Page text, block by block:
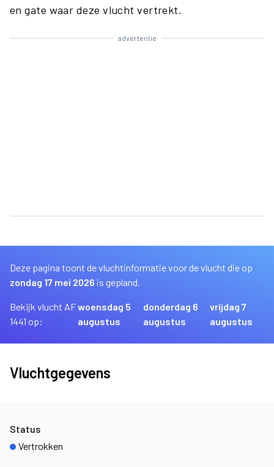
en gate waar deze vlucht vertrekt.
advertentie
Deze pagina toont de vluchtinformatie voor de vlucht die op
zondag 17 mei 2026 is gepland.
Bekijk vlucht AF
1441 op:
woensdag 5
augustus
donderdag 6
augustus
vrijdag 7
augustus
Vluchtgegevens
Status
Vertrokken